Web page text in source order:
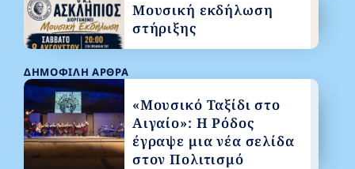
ΔΗΜΟΦΙΛΉ ΆΡΘΡΑ
«Μουσικό Ταξίδι στο
Αιγαίο»: Η Ρόδος
έγραψε μια νέα σελίδα
στον Πολιτισμό
Μουσική εκδήλωση
στήριξης